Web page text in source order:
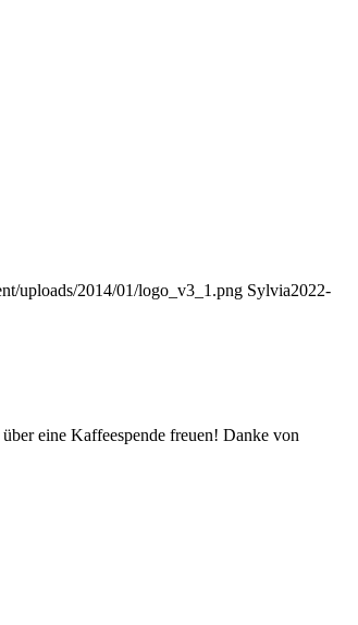
uploads/2014/01/logo_v3_1.png Sylvia2022-
eine Kaffeespende freuen! Danke von